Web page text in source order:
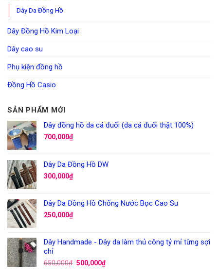
Dây Da Đồng Hồ
Dây Đồng Hồ Kim Loại
Dây cao su
Phụ kiện đồng hồ
Đồng Hồ Casio
SẢN PHẨM MỚI
Dây đồng hồ da cá đuối (da cá đuối thật 100%)
700,000₫
Dây Da Đồng Hồ DW
300,000₫
Dây Da Đồng Hồ Chống Nước Bọc Cao Su
250,000₫
Dây Handmade - Dây da làm thủ công tỷ mỉ từng sợi
chỉ
650,000₫ 500,000₫